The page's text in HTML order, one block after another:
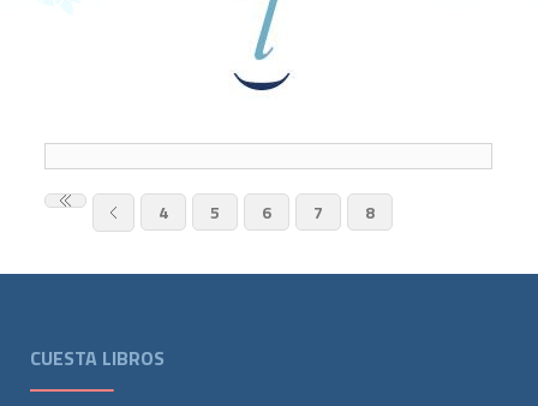
4 5 6 7 8
CUESTA LIBROS